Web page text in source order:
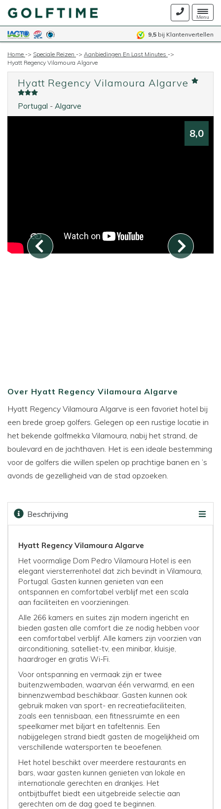
Menu
9,5 bij Klantenvertellen
Home -> Speciale Reizen -> Aanbiedingen En Last Minutes ->
Hyatt Regency Vilamoura Algarve
Hyatt Regency Vilamoura Algarve
Portugal - Algarve
8,0
Over Hyatt Regency Vilamoura Algarve
Hyatt Regency Vilamoura Algarve is een favoriet hotel bij
een brede groep golfers. Gelegen op een rustige locatie in
het bekende golfmekka Vilamoura, nabij het strand, de
boulevard en de jachthaven. Het is een ideale bestemming
voor de golfers die willen spelen op prachtige banen en ’s
avonds de gezelligheid van de stad opzoeken.
Beschrijving
Hyatt Regency Vilamoura Algarve
Het voormalige Dom Pedro Vilamoura Hotel is een
elegant viersterrenhotel dat zich bevindt in Vilamoura,
Portugal. Gasten kunnen genieten van een
ontspannen en comfortabel verblijf met een scala
aan faciliteiten en voorzieningen.
Alle 266 kamers en suites zijn modern ingericht en
bieden gasten alle comfort die ze nodig hebben voor
een comfortabel verblijf. Alle kamers zijn voorzien van
airconditioning, satelliet-tv, een minibar, kluisje,
haardroger en gratis Wi-Fi.
Voor ontspanning en vermaak zijn er twee
buitenzwembaden, waarvan één verwarmd, en een
binnenzwembad beschikbaar. Gasten kunnen ook
gebruik maken van sport- en recreatiefaciliteiten,
zoals een tennisbaan, een fitnessruimte en een
speelkamer met biljart en tafeltennis. Een
nabijgelegen strand biedt gasten de mogelijkheid om
verschillende watersporten te beoefenen.
Het hotel beschikt over meerdere restaurants en
bars, waar gasten kunnen genieten van lokale en
internationale gerechten en drankjes. Het
ontbijtbuffet biedt een uitgebreide selectie aan
gerechten om de dag goed te beginnen.